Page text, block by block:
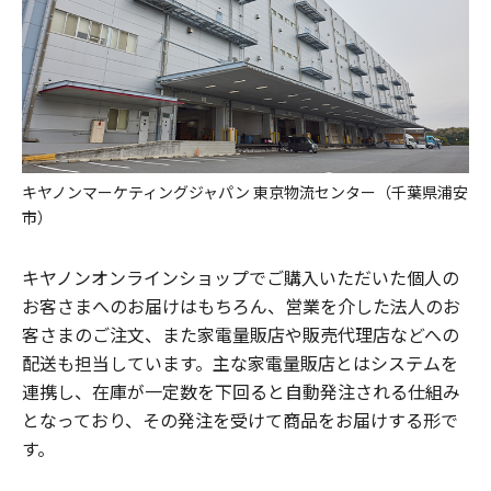
キヤノンマーケティングジャパン 東京物流センター（千葉県浦安
市）
キヤノンオンラインショップでご購入いただいた個人の
お客さまへのお届けはもちろん、営業を介した法人のお
客さまのご注文、また家電量販店や販売代理店などへの
配送も担当しています。主な家電量販店とはシステムを
連携し、在庫が一定数を下回ると自動発注される仕組み
となっており、その発注を受けて商品をお届けする形で
す。